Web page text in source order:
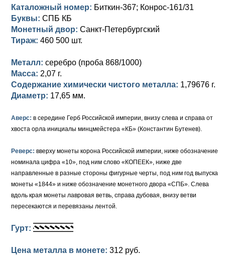
Для Финляндии
Памятные и донативные
Для Финляндии
Памятные и донативные
Медь
Для Финляндии
Памятные и донативные
Серебро
Медь
Для Грузии
Русско-Польские
Для Польши
Памятные и донативные
Золото
Серебро
Медь
Для Грузии
Для Польши
Павел I (1796-1801)
Золото
Серебро
Медь
Екатерина II (1762-1796)
Золото
Серебро
Сибирские монеты
Таврические монеты
Петр III (1762)
Золото
Серебро
Для Пруссии
Ливонезы
Альбертусталер
Иоанн Антонович (1740-1741)
Анна Иоанновна (1730-1740)
Екатерина I (1725-1727)
Петр I (1682-1725)
Золото
Серебро
Каталожный номер: Биткин-367; Конрос-161/31
Буквы: СПБ КБ
Монетный двор: Санкт-Петербургский
Тираж: 460 500 шт.
Металл: серебро (проба 868/1000)
Масса: 2,07 г.
Содержание химически чистого металла: 1,79676 г.
Диаметр: 17,65 мм.
Аверс: в середине Герб Российской империи, внизу слева и справа от
хвоста орла инициалы минцмейстера «КБ» (Константин Бутенев).
Реверс: вверху монеты корона Российской империи, ниже обозначение
номинала цифра «10», под ним слово «КОПЕЕК», ниже две
направленные в разные стороны фигурные черты, под ним год выпуска
монеты «1844» и ниже обозначение монетного двора «СПБ». Слева
вдоль края монеты лавровая ветвь, справа дубовая, внизу ветви
пересекаются и перевязаны лентой.
Гурт:
Цена металла в монете: 312 руб.